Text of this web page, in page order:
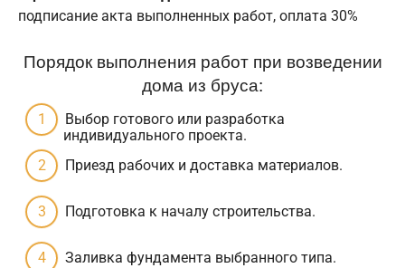
подписание акта выполненных работ, оплата 30%
Порядок выполнения работ при возведении
дома из бруса:
Выбор готового или разработка
индивидуального проекта.
Приезд рабочих и доставка материалов.
Подготовка к началу строительства.
Заливка фундамента выбранного типа.